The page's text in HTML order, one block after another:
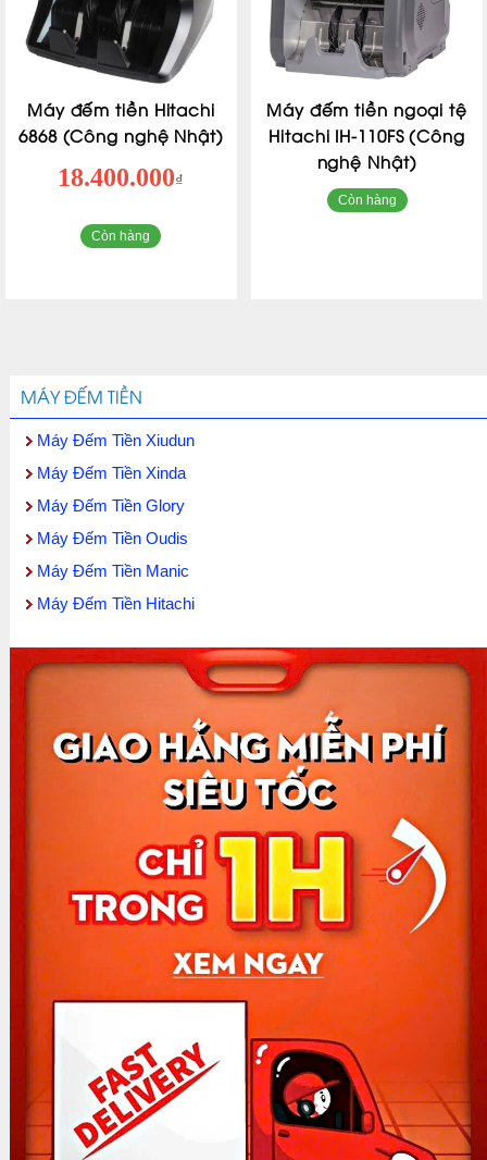
Máy đếm tiền Hitachi
6868 (Công nghệ Nhật)
18.400.000₫
Còn hàng
Máy đếm tiền ngoại tệ
Hitachi IH-110FS (Công
nghệ Nhật)
Còn hàng
MÁY ĐẾM TIỀN
Máy Đếm Tiền Xiudun
Máy Đếm Tiền Xinda
Máy Đếm Tiền Glory
Máy Đếm Tiền Oudis
Máy Đếm Tiền Manic
Máy Đếm Tiền Hitachi